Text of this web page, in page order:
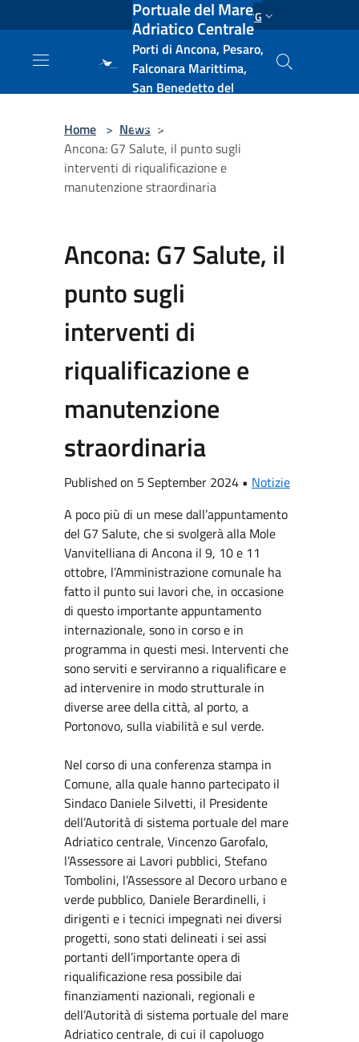
Salta al contenuto principale ENG
Portuale del Mare
Adriatico Centrale
Porti di Ancona, Pesaro,
Falconara Marittima,
San Benedetto del
e Vasto
Home > News >
Ancona: G7 Salute, il punto sugli
interventi di riqualificazione e
manutenzione straordinaria
Ancona: G7 Salute, il
punto sugli
interventi di
riqualificazione e
manutenzione
straordinaria
Published on 5 September 2024 • Notizie
A poco più di un mese dall’appuntamento
del G7 Salute, che si svolgerà alla Mole
Vanvitelliana di Ancona il 9, 10 e 11
ottobre, l’Amministrazione comunale ha
fatto il punto sui lavori che, in occasione
di questo importante appuntamento
internazionale, sono in corso e in
programma in questi mesi. Interventi che
sono serviti e serviranno a riqualificare e
ad intervenire in modo strutturale in
diverse aree della città, al porto, a
Portonovo, sulla viabilità e sul verde.
Nel corso di una conferenza stampa in
Comune, alla quale hanno partecipato il
Sindaco Daniele Silvetti, il Presidente
dell’Autorità di sistema portuale del mare
Adriatico centrale, Vincenzo Garofalo,
l’Assessore ai Lavori pubblici, Stefano
Tombolini, l’Assessore al Decoro urbano e
verde pubblico, Daniele Berardinelli, i
dirigenti e i tecnici impegnati nei diversi
progetti, sono stati delineati i sei assi
portanti dell’importante opera di
riqualificazione resa possibile dai
finanziamenti nazionali, regionali e
dell’Autorità di sistema portuale del mare
Adriatico centrale, di cui il capoluogo